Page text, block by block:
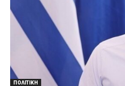
ΠΟΛΙΤΙΚΗ